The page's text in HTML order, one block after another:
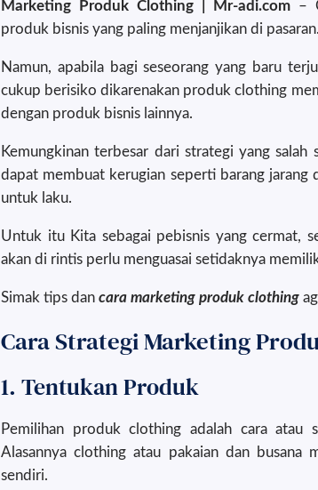
Marketing Produk Clothing | Mr-adi.com –
produk bisnis yang paling menjanjikan di pasaran.
Namun, apabila bagi seseorang yang baru
cukup berisiko dikarenakan produk clothing
dengan produk bisnis lainnya.
Kemungkinan terbesar dari strategi yang salah
dapat membuat kerugian seperti barang
untuk laku.
Untuk itu Kita sebagai pebisnis yang cermat,
akan di rintis perlu menguasai setidaknya
Simak tips dan cara marketing produk clothing
Cara Strategi Marketing
1. Tentukan Produk
Pemilihan produk clothing adalah cara atau
Alasannya clothing atau pakaian dan busana
sendiri.